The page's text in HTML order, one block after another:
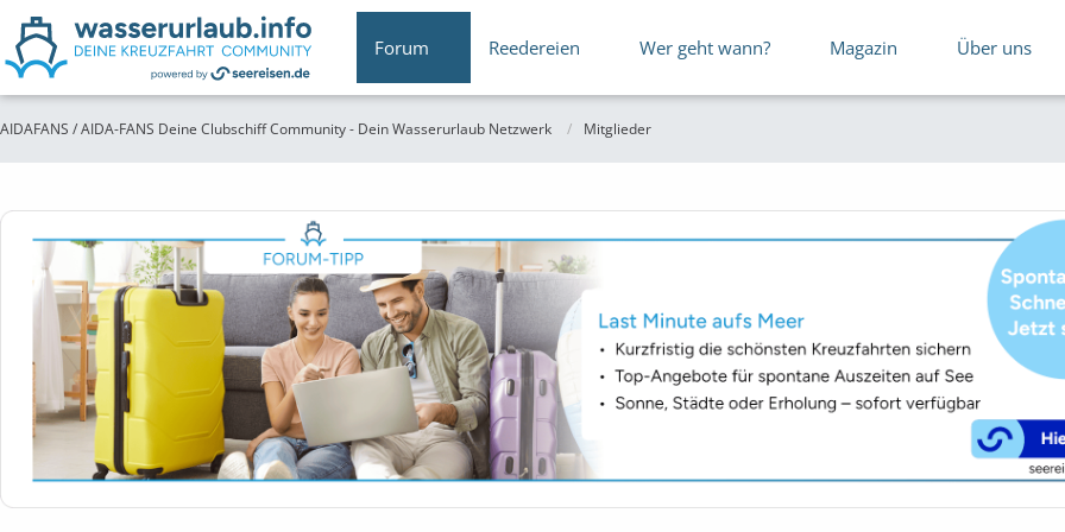
Forum Reedereien Wer geht wann? Magazin Über uns
AIDAFANS / AIDA-FANS Deine Clubschiff Community - Dein Wasserurlaub Netzwerk Mitglieder